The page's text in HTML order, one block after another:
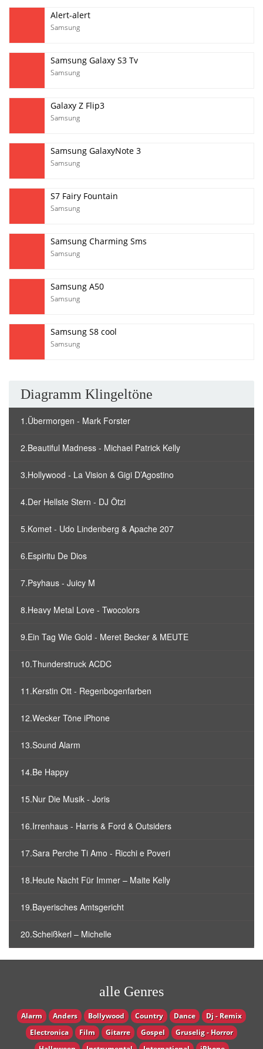
Alert-alert
Samsung
Samsung Galaxy S3 Tv
Samsung
Galaxy Z Flip3
Samsung
Samsung GalaxyNote 3
Samsung
S7 Fairy Fountain
Samsung
Samsung Charming Sms
Samsung
Samsung A50
Samsung
Samsung S8 cool
Samsung
Diagramm Klingeltöne
1.Übermorgen - Mark Forster
2.Beautiful Madness - Michael Patrick Kelly
3.Hollywood - La Vision & Gigi D’Agostino
4.Der Hellste Stern - DJ Ötzi
5.Komet - Udo Lindenberg & Apache 207
6.Espiritu De Dios
7.Psyhaus - Juicy M
8.Heavy Metal Love - Twocolors
9.Ein Tag Wie Gold - Meret Becker & MEUTE
10.Thunderstruck ACDC
11.Kerstin Ott - Regenbogenfarben
12.Wecker Töne iPhone
13.Sound Alarm
14.Be Happy
15.Nur Die Musik - Joris
16.Irrenhaus - Harris & Ford & Outsiders
17.Sara Perche Ti Amo - Ricchi e Poveri
18.Heute Nacht Für Immer – Maite Kelly
19.Bayerisches Amtsgericht
20.Scheißkerl – Michelle
alle Genres
Alarm Anders Bollywood Country Dance
Dj - Remix
Electronica
Film Gitarre Gospel
Gruselig - Horror